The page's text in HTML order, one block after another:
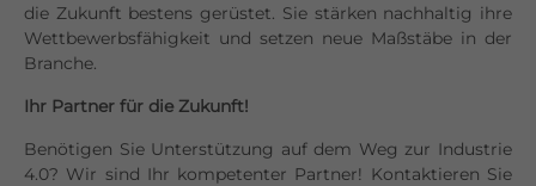
die Zukunft bestens gerüstet. Sie stärken nachhaltig ihre
Wettbewerbsfähigkeit und setzen neue Maßstäbe in der
Branche.
Ihr Partner für die Zukunft!
Benötigen Sie Unterstützung auf dem Weg zur Industrie
4.0? Wir sind Ihr kompetenter Partner! Kontaktieren Sie